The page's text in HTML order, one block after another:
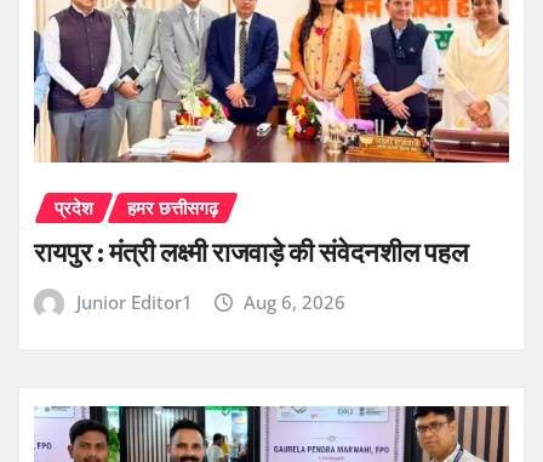
प्रदेश हमर छत्तीसगढ़
रायपुर : मंत्री लक्ष्मी राजवाड़े की संवेदनशील पहल
Junior Editor1 Aug 6, 2026